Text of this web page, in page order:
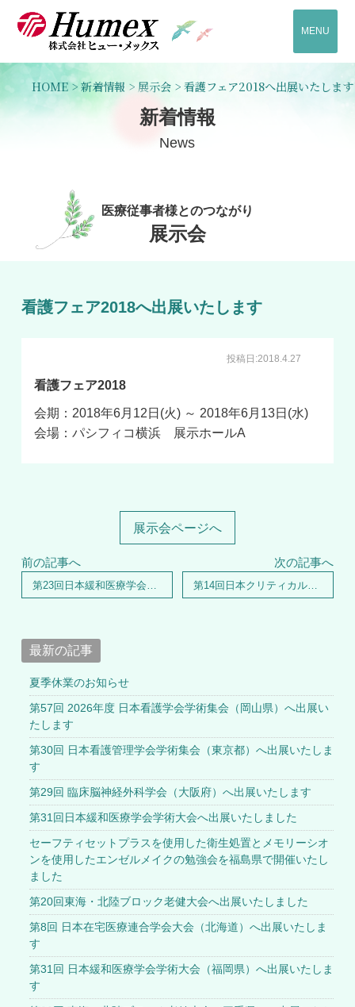
MENU
HOME> 新着情報 > 展示会 > 看護フェア2018へ出展いたします
新着情報
News
医療従事者様とのつながり
展示会
看護フェア2018へ出展いたします
投稿日:2018.4.27
看護フェア2018
会期：2018年6月12日(火) ～ 2018年6月13日(水)
会場：パシフィコ横浜 展示ホールA
展示会ページへ
前の記事へ 次の記事へ
第14回日本クリティカルケア看護学会学術集会へ出展いたします
最新の記事
夏季休業のお知らせ
第57回 2026年度 日本看護学会学術集会（岡山県）へ出展い
たします
第30回 日本看護管理学会学術集会（東京都）へ出展いたしま
す
第29回 臨床脳神経外科学会（大阪府）へ出展いたします
第31回日本緩和医療学会学術大会へ出展いたしました
セーフティセットプラスを使用した衛生処置とメモリーシオ
ンを使用したエンゼルメイクの勉強会を福島県で開催いたし
ました
第20回東海・北陸ブロック老健大会へ出展いたしました
第8回 日本在宅医療連合学会大会（北海道）へ出展いたしま
す
第31回 日本緩和医療学会学術大会（福岡県）へ出展いたしま
す